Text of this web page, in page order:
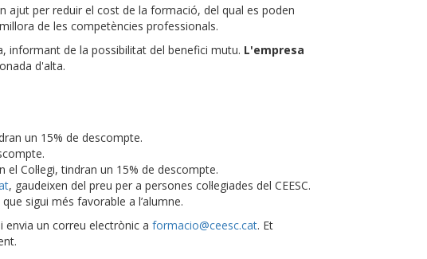
ajut per reduir el cost de la formació, del qual es poden
de les competències professionals.
informant de la possibilitat del benefici mutu. L'empresa
d'alta.
un 15% de descompte.
el Col·legi, tindran un 15% de descompte.
, gaudeixen del preu per a persones col·legiades del CEESC.
sigui més favorable a l’alumne.
envia un correu electrònic a formacio@ceesc.cat. Et